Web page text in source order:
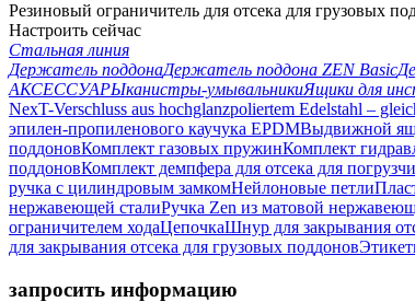
Резиновый ограничитель для отсека для грузовых
Настроить сейчас
Стальная линия
Держатель поддонаДержатель поддона ZEN Basic
АКСЕССУАРЫканистры-умывальникиЯщики для
NexT-Verschluss aus hochglanzpoliertem Edelstahl –
эпилен-пропиленового каучука EPDMВыдвижной
поддоновКомплект газовых пружинКомплект
поддоновКомплект демпфера для отсека для
ручка с цилиндровым замкомНейлоновые петли
нержавеющей сталиРучка Zen из матовой
ограничителем ходаЦепочкаШнур для закрывания
для закрывания отсека для грузовых поддонов
запросить информацию